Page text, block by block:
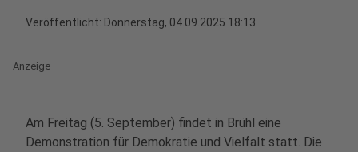
Veröffentlicht: Donnerstag, 04.09.2025 18:13
Anzeige
Am Freitag (5. September) findet in Brühl eine
Demonstration für Demokratie und Vielfalt statt. Die